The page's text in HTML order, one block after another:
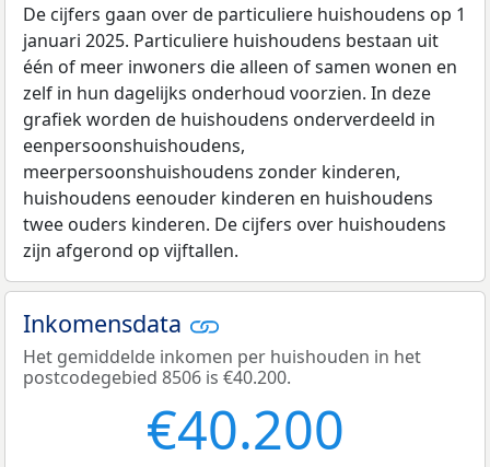
De cijfers gaan over de particuliere huishoudens op 1
januari 2025. Particuliere huishoudens bestaan uit
één of meer inwoners die alleen of samen wonen en
zelf in hun dagelijks onderhoud voorzien. In deze
grafiek worden de huishoudens onderverdeeld in
eenpersoonshuishoudens,
meerpersoonshuishoudens zonder kinderen,
huishoudens eenouder kinderen en huishoudens
twee ouders kinderen. De cijfers over huishoudens
zijn afgerond op vijftallen.
Inkomensdata
Het gemiddelde inkomen per huishouden in het
postcodegebied 8506 is €40.200.
€40.200